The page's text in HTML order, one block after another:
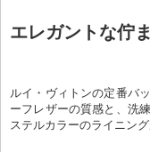
エレガントな佇
ルイ・ヴィトンの定番バ
ーフレザーの質感と、洗
ステルカラーのライニン